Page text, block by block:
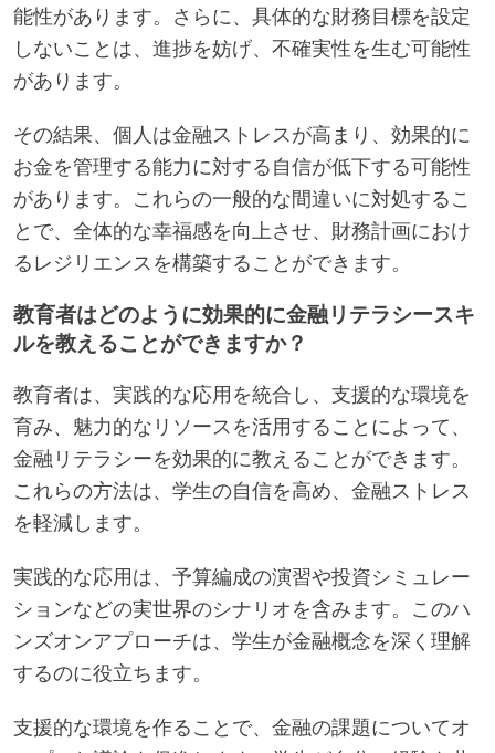
能性があります。さらに、具体的な財務目標を設定
しないことは、進捗を妨げ、不確実性を生む可能性
があります。
その結果、個人は金融ストレスが高まり、効果的に
お金を管理する能力に対する自信が低下する可能性
があります。これらの一般的な間違いに対処するこ
とで、全体的な幸福感を向上させ、財務計画におけ
るレジリエンスを構築することができます。
教育者はどのように効果的に金融リテラシースキ
ルを教えることができますか？
教育者は、実践的な応用を統合し、支援的な環境を
育み、魅力的なリソースを活用することによって、
金融リテラシーを効果的に教えることができます。
これらの方法は、学生の自信を高め、金融ストレス
を軽減します。
実践的な応用は、予算編成の演習や投資シミュレー
ションなどの実世界のシナリオを含みます。このハ
ンズオンアプローチは、学生が金融概念を深く理解
するのに役立ちます。
支援的な環境を作ることで、金融の課題についてオ